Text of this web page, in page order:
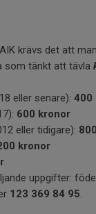
krävs det att
som tänkt att tävla
eller senare): 400
600 kronor
eller tidigare):
kronor
uppgifter:
123 369 84 95.